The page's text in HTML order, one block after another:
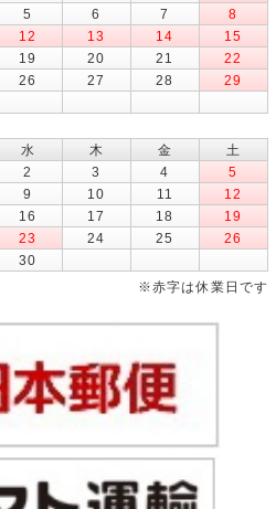
5 6 7
8
12 13 14
15
19 20 21
22
26 27 28
29
水 木 金
土
2 3 4
5
9 10 11
12
16 17 18
19
23 24 25
26
30
※赤字は休業日です